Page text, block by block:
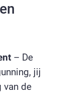
– De
jij
van de